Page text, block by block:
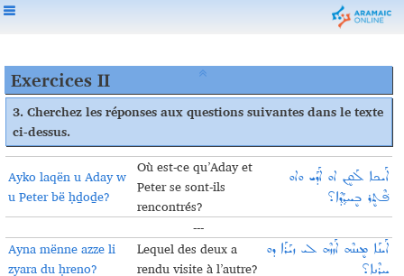
Exercices II
3. Cherchez les réponses aux questions suivantes dans le texte
ci-dessus.
Ayko laqën u Aday w
u Peter bë ḥḏoḏe?
Où est-ce qu’Aday et
Peter se sont-ils
rencontrés?
ܐܰܝܟܐ ܠܰܩܷܢ ܐܘ ܐܰܕܰܝ ܘܐܘ
ܦ݁ܶܬܷܪ ܒܷܚܕ݂ܳܕ݂ܶܐ؟
---
Ayna mënne azze li
zyara du ḥreno?
Lequel des deux a
rendu visite à l’autre?
ܐܰܝܢܰܐ ܡܷܢܢܶܗ ܐܰܙܙܶܗ ܠܝ ܙܝܰܪܰܐ ܕܘ
ܚܪܶܢܐ؟